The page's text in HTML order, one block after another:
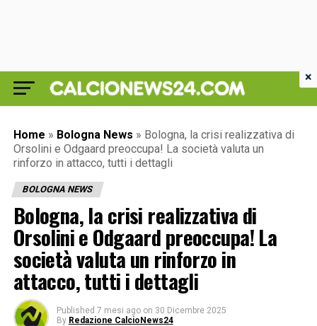
Home » Bologna News » Bologna, la crisi realizzativa di
Orsolini e Odgaard preoccupa! La società valuta un
rinforzo in attacco, tutti i dettagli
BOLOGNA NEWS
Bologna, la crisi realizzativa di
Orsolini e Odgaard preoccupa! La
società valuta un rinforzo in
attacco, tutti i dettagli
Published 7 mesi ago on 30 Dicembre 2025
By Redazione CalcioNews24
×